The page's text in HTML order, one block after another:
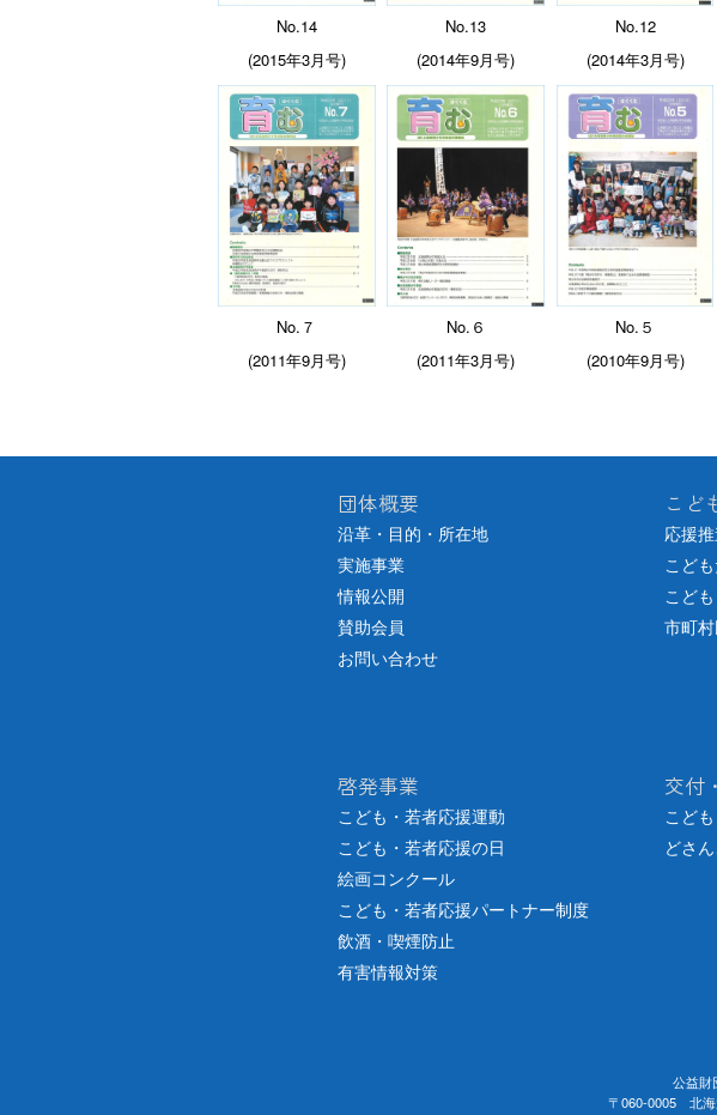
No.14
(2015年3月号)
No.13
(2014年9月号)
No.12
(2014年3月号)
No.７
(2011年9月号)
No.６
(2011年3月号)
No.５
(2010年9月号)
団体概要
沿革・目的・所在地
実施事業
情報公開
賛助会員
お問い合わせ
こど
応援
こど
こど
市町
啓発事業
こども・若者応援運動
こども・若者応援の日
絵画コンクール
こども・若者応援パートナー制度
飲酒・喫煙防止
有害情報対策
交付
こど
どさ
公益
〒060-0005 北海